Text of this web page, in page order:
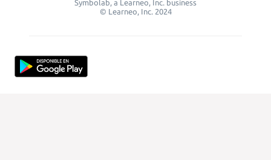
Symbolab, a Learneo, Inc. business
© Learneo, Inc. 2024